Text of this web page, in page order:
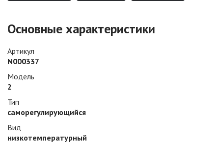
Основные характеристики
Артикул
N000337
Модель
2
Тип
саморегулирующийся
Вид
низкотемпературный